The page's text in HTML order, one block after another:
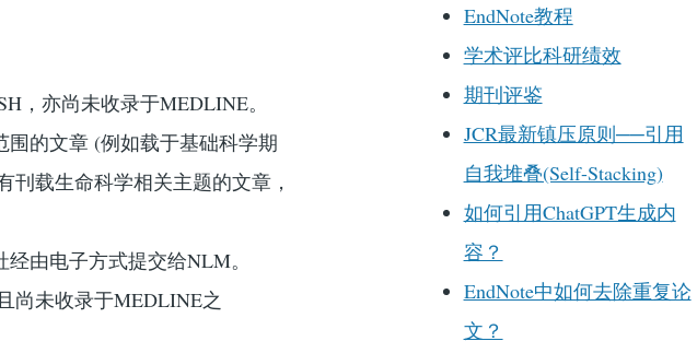
，亦尚未收录于MEDLINE。
的文章 (例如载于基础科学期
载生命科学相关主题的文章，
由电子方式提交给NLM。
尚未收录于MEDLINE之
EndNote教程
学术评比科研绩效
期刊评鉴
JCR最新镇压原则──引用
自我堆叠(Self-Stacking)
如何引用ChatGPT生成内
容？
EndNote中如何去除重复论
文？